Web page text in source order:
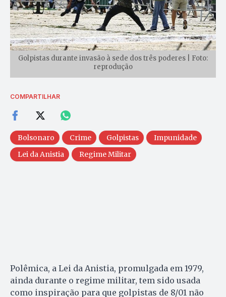
Golpistas durante invasão à sede dos três poderes | Foto:
reprodução
COMPARTILHAR
Bolsonaro Crime Golpistas
Impunidade
Lei da Anistia
Regime Militar
Polêmica, a Lei da Anistia, promulgada em 1979,
ainda durante o regime militar, tem sido usada
como inspiração para que golpistas de 8/01 não